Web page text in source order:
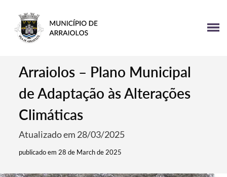
Arraiolos – Plano Municipal
de Adaptação às Alterações
Climáticas
Atualizado em 28/03/2025
publicado em 28 de March de 2025